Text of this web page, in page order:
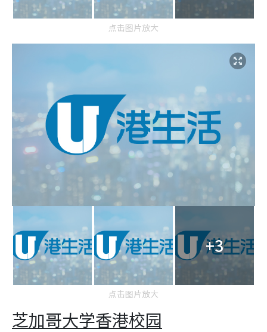
点击图片放大
+3
点击图片放大
芝加哥大学香港校园